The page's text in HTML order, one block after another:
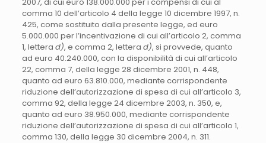
comma 10 dell’articolo 4 della legge 10 dicembre 1997, n.
425, come sostituito dalla presente legge, ed euro
5.000.000 per l’incentivazione di cui all’articolo 2, comma
1, lettera d), e comma 2, lettera d), si provvede, quanto
ad euro 40.240.000, con la disponibilità di cui all’articolo
22, comma 7, della legge 28 dicembre 2001, n. 448,
quanto ad euro 63.810.000, mediante corrispondente
riduzione dell’autorizzazione di spesa di cui all’articolo 3,
comma 92, della legge 24 dicembre 2003, n. 350, e,
quanto ad euro 38.950.000, mediante corrispondente
riduzione dell’autorizzazione di spesa di cui all’articolo 1,
comma 130, della legge 30 dicembre 2004, n. 311.